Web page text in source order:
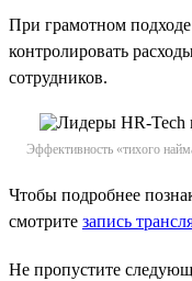
При грамотном
контролировать
сотрудников.
Эффективность «тихого
Чтобы подробнее
смотрите запись
Не пропустите